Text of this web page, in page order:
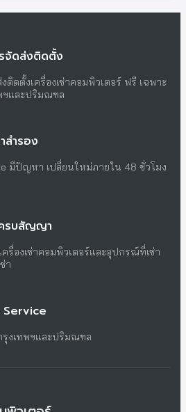
จัดส่งติดตั้ง
ติดตั้งเครื่องเช่าคอมพิวเตอร์ ฟรี เฉพาะ
ฯและปริมณฑล
สำรอง
มีปัญหา เปลี่ยนใหม่ภายใน 48 ชั่วโมง
รบสัญญา
รื่องเช่าคอมพิวเตอร์และอุปกรณ์ที่เช่า
า
รุงเทพฯและปริมณฑล